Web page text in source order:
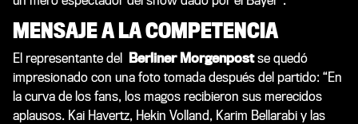
MENSAJE A LA COMPETENCIA
El representante del Berliner Morgenpostse quedó
impresionado con una foto tomada después del partido: “En
la curva de los fans, los magos recibieron sus merecidos
aplausos. Kai Havertz, Hekin Volland, Karim Bellarabi y las